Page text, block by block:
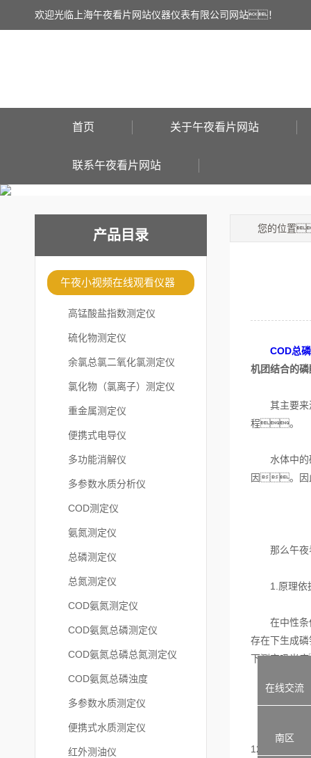
欢迎光临上海午夜看片网站仪器仪表有限公司网站！
首页 关于午夜看片网站
联系午夜看片网站
产品目录
午夜小视频在线观看仪器
高锰酸盐指数测定仪
硫化物测定仪
余氯总氯二氧化氯测定仪
氯化物（氯离子）测定仪
重金属测定仪
便携式电导仪
多功能消解仪
多参数水质分析仪
COD测定仪
氨氮测定仪
总磷测定仪
总氮测定仪
COD氨氮测定仪
COD氨氮总磷测定仪
COD氨氮总磷总氮测定仪
COD氨氮总磷浊度
多参数水质测定仪
便携式水质测定仪
红外测油仪
您的位
COD总
机团结合的
其主要来
程。
水体中的
因。因
那么午夜
1.原理
在中性条
存在下生成
下测定吸
2.使用
①取5mL的
120度的温
在线交流
南区